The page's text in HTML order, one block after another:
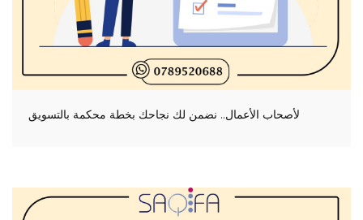
لأصحاب الأعمال.. نضمن لك نجاحك بخطة محكمة بالتسويق